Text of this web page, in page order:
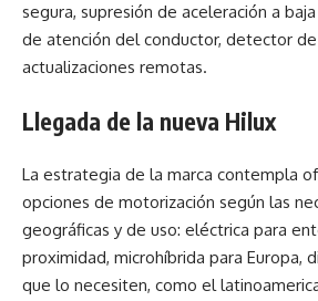
segura, supresión de aceleración a
de atención del conductor, detector
actualizaciones remotas.
Llegada de la nueva Hilux
La estrategia de la marca contempla
opciones de motorización según las
geográficas y de uso: eléctrica para
proximidad, microhíbrida para Europa,
que lo necesiten, como el